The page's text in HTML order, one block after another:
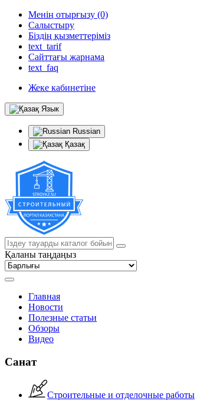
Менің отырғызу (0)
Салыстыру
Біздің қызметтеріміз
text_tarif
Сайттағы жарнама
text_faq
Жеке кабинетіне
Язык
Russian
Қазақ
Қаланы таңдаңыз
Главная
Новости
Полезные статьи
Обзоры
Видео
Санат
Строительные и отделочные работы